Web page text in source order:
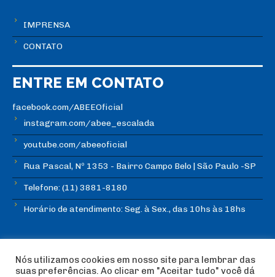
IMPRENSA
CONTATO
ENTRE EM CONTATO
facebook.com/ABEEOficial
instagram.com/abee_escalada
youtube.com/abeeoficial
Rua Pascal, Nº 1353 - Bairro Campo Belo | São Paulo -SP
Telefone: (11) 3881-8180
Horário de atendimento: Seg. à Sex., das 10hs às 18hs
Nós utilizamos cookies em nosso site para lembrar das
suas preferências. Ao clicar em "Aceitar tudo" você dá